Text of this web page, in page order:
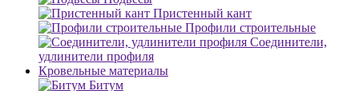
Пристенный кант
Профили строительные
Соединители,
удлинители профиля
Кровельные материалы
Битум